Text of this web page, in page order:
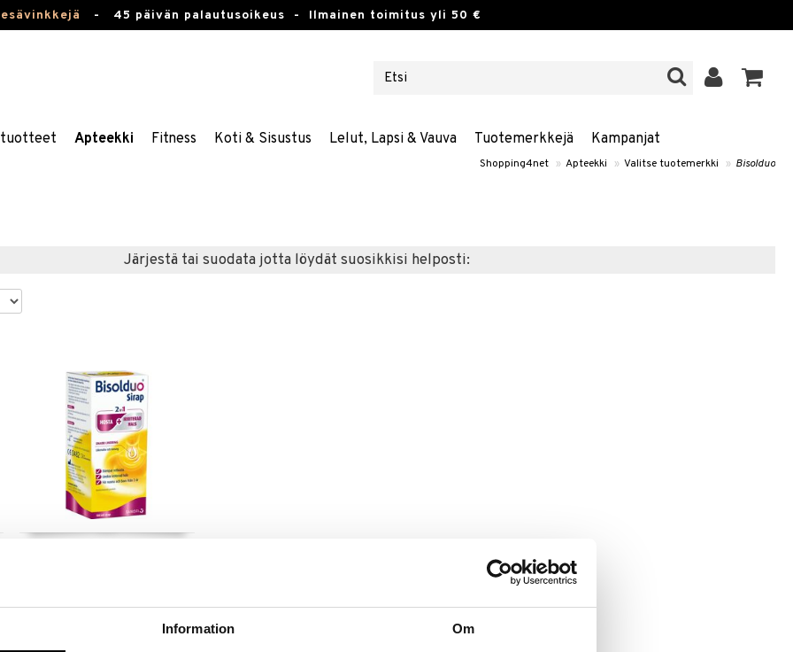
Information Om
- 45 päivän palautusoikeus - Ilmainen toimitus yli 50 €
Apteekki Fitness Koti & Sisustus Lelut, Lapsi & Vauva Tuotemerkkejä Kampanjat
Shopping4net » Apteekki » Valitse tuotemerkki » Bisolduo
Järjestä tai suodata jotta löydät suosikkisi helposti:
rauhoittamaan kurkkua sekä